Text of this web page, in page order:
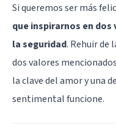
Si queremos ser más
que inspirarnos en
la seguridad. Rehuir de
dos valores
la clave del amor y una
sentimental funcione.